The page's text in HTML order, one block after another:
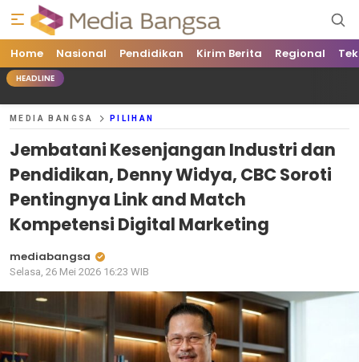
Media Bangsa
Portal Berita Nasional Terpercaya
Home Nasional Pendidikan Kirim Berita Regional
HEADLINE
MEDIA BANGSA PILIHAN
Jembatani Kesenjangan Industri dan
Pendidikan, Denny Widya, CBC Soroti
Pentingnya Link and Match
Kompetensi Digital Marketing
mediabangsa
Selasa, 26 Mei 2026 16:23 WIB